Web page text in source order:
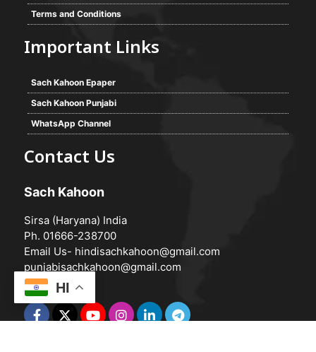
Terms and Conditions
Important Links
Sach Kahoon Epaper
Sach Kahoon Punjabi
WhatsApp Channel
Contact Us
Sach Kahoon
Sirsa (Haryana) India
Ph. 01666-238700
Email Us- hindisachkahoon@gmail.com
punjabisachkahoon@gmail.com
HI